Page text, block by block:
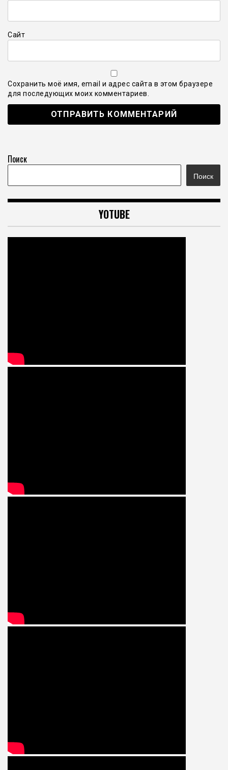
Сайт
Сохранить моё имя, email и адрес сайта в этом браузере
для последующих моих комментариев.
Поиск
Поиск
YOTUBE